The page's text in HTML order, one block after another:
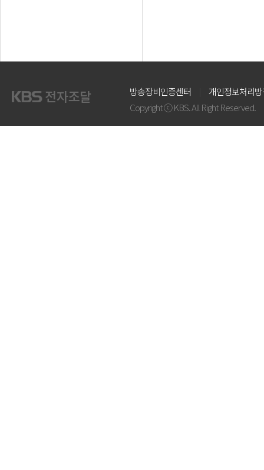
방송장비인증센터
개인정보처리
Copyright ⓒ KBS. All Right Reserved.